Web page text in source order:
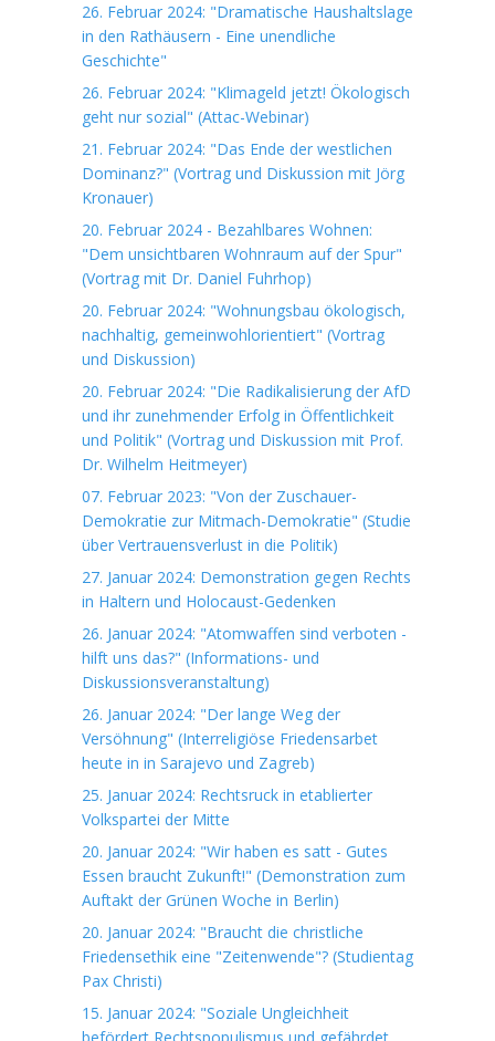
26. Februar 2024: "Dramatische Haushaltslage
in den Rathäusern - Eine unendliche
Geschichte"
26. Februar 2024: "Klimageld jetzt! Ökologisch
geht nur sozial" (Attac-Webinar)
21. Februar 2024: "Das Ende der westlichen
Dominanz?" (Vortrag und Diskussion mit Jörg
Kronauer)
20. Februar 2024 - Bezahlbares Wohnen:
"Dem unsichtbaren Wohnraum auf der Spur"
(Vortrag mit Dr. Daniel Fuhrhop)
20. Februar 2024: "Wohnungsbau ökologisch,
nachhaltig, gemeinwohlorientiert" (Vortrag
und Diskussion)
20. Februar 2024: "Die Radikalisierung der AfD
und ihr zunehmender Erfolg in Öffentlichkeit
und Politik" (Vortrag und Diskussion mit Prof.
Dr. Wilhelm Heitmeyer)
07. Februar 2023: "Von der Zuschauer-
Demokratie zur Mitmach-Demokratie" (Studie
über Vertrauensverlust in die Politik)
27. Januar 2024: Demonstration gegen Rechts
in Haltern und Holocaust-Gedenken
26. Januar 2024: "Atomwaffen sind verboten -
hilft uns das?" (Informations- und
Diskussionsveranstaltung)
26. Januar 2024: "Der lange Weg der
Versöhnung" (Interreligiöse Friedensarbet
heute in in Sarajevo und Zagreb)
25. Januar 2024: Rechtsruck in etablierter
Volkspartei der Mitte
20. Januar 2024: "Wir haben es satt - Gutes
Essen braucht Zukunft!" (Demonstration zum
Auftakt der Grünen Woche in Berlin)
20. Januar 2024: "Braucht die christliche
Friedensethik eine "Zeitenwende"? (Studientag
Pax Christi)
15. Januar 2024: "Soziale Ungleichheit